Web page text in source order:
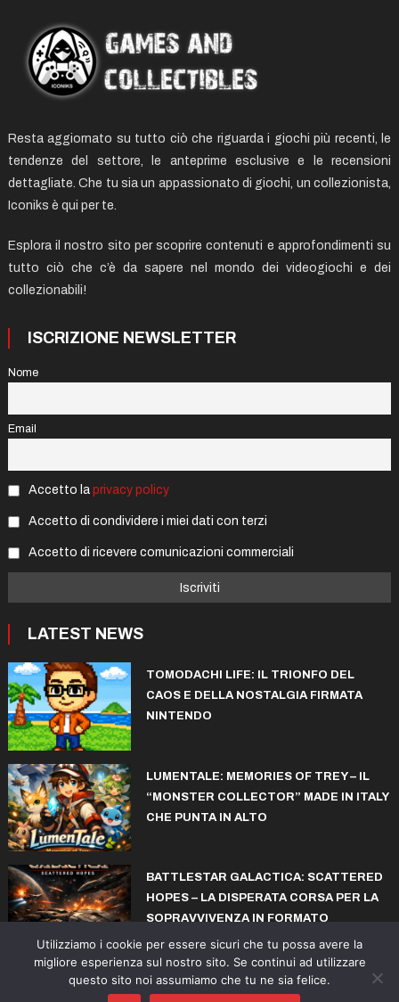
Resta aggiornato su tutto ciò che riguarda i giochi più recenti, le
tendenze del settore, le anteprime esclusive e le recensioni
dettagliate. Che tu sia un appassionato di giochi, un collezionista,
Iconiks è qui per te.
Esplora il nostro sito per scoprire contenuti e approfondimenti su
tutto ciò che c’è da sapere nel mondo dei videogiochi e dei
collezionabili!
ISCRIZIONE NEWSLETTER
Nome
Email
Accetto la privacy policy
Accetto di condividere i miei dati con terzi
Accetto di ricevere comunicazioni commerciali
LATEST NEWS
TOMODACHI LIFE: IL TRIONFO DEL
CAOS E DELLA NOSTALGIA FIRMATA
NINTENDO
LUMENTALE: MEMORIES OF TREY – IL
“MONSTER COLLECTOR” MADE IN ITALY
CHE PUNTA IN ALTO
BATTLESTAR GALACTICA: SCATTERED
HOPES – LA DISPERATA CORSA PER LA
SOPRAVVIVENZA IN FORMATO
ROGUELITE
© copyright iconiks.net 2015-2026
Utilizziamo i cookie per essere sicuri che tu possa avere la
migliore esperienza sul nostro sito. Se continui ad utilizzare
questo sito noi assumiamo che tu ne sia felice.